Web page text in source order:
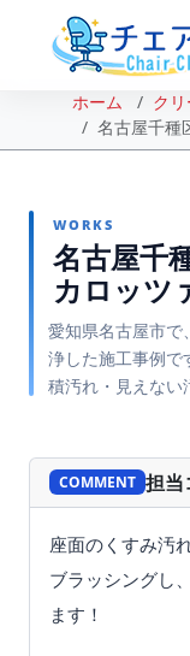
ホーム
ク
名古屋千
WORKS
名古屋千
カロッツ
愛知県名古屋市で
浄した施工事例で
積汚れ・見えない
BEFORE
COMMENT 担当
座面のくすみ汚
ブラッシングし
ます！